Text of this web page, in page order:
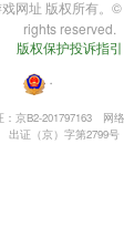
网址 版权所有。
rights reserved.
版权保护投诉指引
・
京B2-201797163
网
出证（京）字第2799号